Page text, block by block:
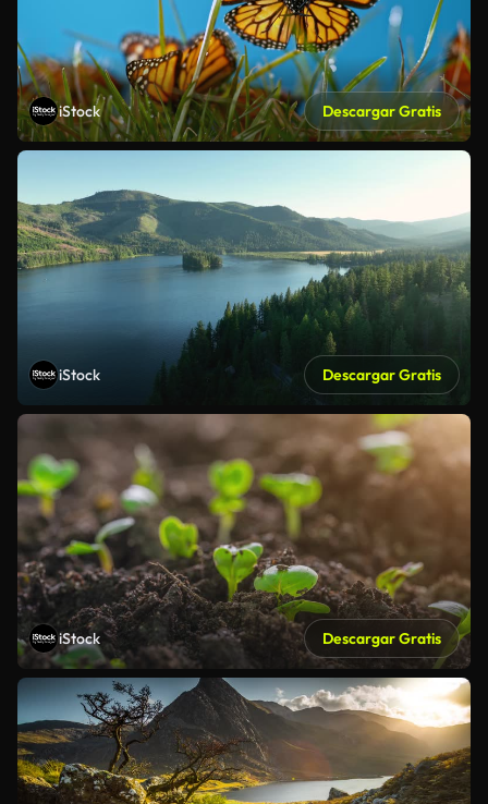
iStock Descargar Gratis
iStock Descargar Gratis
iStock Descargar Gratis